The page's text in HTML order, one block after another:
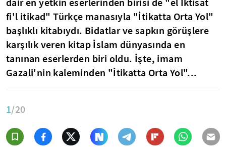
fi'l itikad" Türkçe manasıyla "İtikatta Orta Yol"
başlıklı kitabıydı. Bidatlar ve sapkın görüşlere
karşılık veren kitap İslam dünyasında en
tanınan eserlerden biri oldu. İşte, imam
Gazali'nin kaleminden "İtikatta Orta Yol"...
1/20